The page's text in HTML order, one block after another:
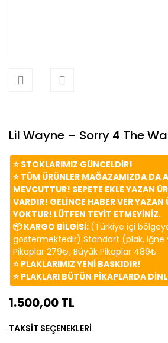
Lil Wayne – Sorry 4 The
⭐️ STOKLARIMIZ GÜNCELDİR!
⭐️ TÜM ÜRÜNLER MAĞAZAMIZDA DA
MEVCUTTUR! SEPETE EKLE YAZAN
VARDIR! GELİNCE HABER VER
YOKTUR! LÜTFEN TEYİT ETMEYİNİZ.
📦 KARGO BİLGİSİ: (Türkiye içi
göstermektedir) Standart (plak, iğne
Pikaplar 279₺, Büyük Pikaplar 489₺
⭐️ PLAKLARIMIZ YENİ BASKIDIR!
⭐️ PLAKLARI BÜTÜN PİKAPLARDA
1.500,00 TL
TAKSİT SEÇENEKLERİ